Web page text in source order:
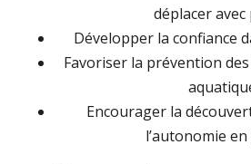
déplacer
Développer la confiance
Favoriser la prévention
Encourager la
l’autonomie